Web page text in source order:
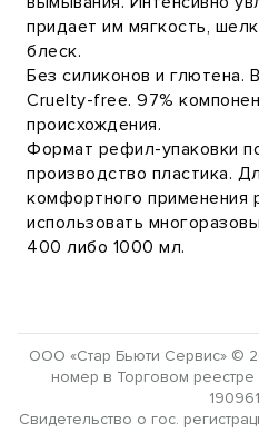
придает им мягкость,
блеск.
Без силиконов и глютена.
Cruelty-free. 97%
происхождения.
Формат рефил-упаковки
производство пластика.
комфортного применения
использовать
400 либо 1000 мл.
ООО «Стар Бьюти Сервис» ©
номер в Торговом реестре
Свидетельство о гос.